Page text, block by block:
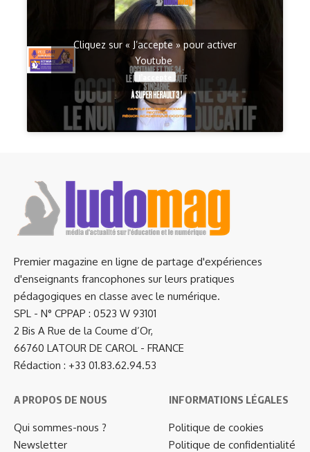
Cliquez sur « J’accepte » pour activer
Youtube
Premier magazine en ligne de partage d'expériences
d'enseignants francophones sur leurs pratiques
pédagogiques en classe avec le numérique.
SPL - N° CPPAP : 0523 W 93101
2 Bis A Rue de la Coume d’Or,
66760 LATOUR DE CAROL - FRANCE
Rédaction : +33 01.83.62.94.53
A PROPOS DE NOUS
Qui sommes-nous ?
Newsletter
INFORMATIONS LÉGALES
Politique de cookies
Politique de confidentialité